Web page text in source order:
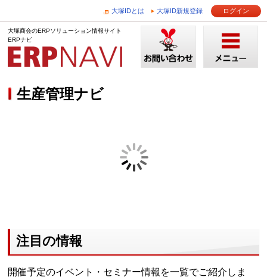
大塚IDとは 大塚ID新規登録 ログイン
大塚商会のERPソリューション情報サイト
ERPナビ
生産管理ナビ
注目の情報
開催予定のイベント・セミナー情報を一覧でご紹介しま